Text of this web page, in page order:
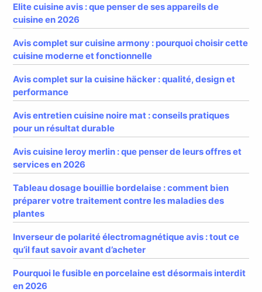
Elite cuisine avis : que penser de ses appareils de
cuisine en 2026
Avis complet sur cuisine armony : pourquoi choisir cette
cuisine moderne et fonctionnelle
Avis complet sur la cuisine häcker : qualité, design et
performance
Avis entretien cuisine noire mat : conseils pratiques
pour un résultat durable
Avis cuisine leroy merlin : que penser de leurs offres et
services en 2026
Tableau dosage bouillie bordelaise : comment bien
préparer votre traitement contre les maladies des
plantes
Inverseur de polarité électromagnétique avis : tout ce
qu’il faut savoir avant d’acheter
Pourquoi le fusible en porcelaine est désormais interdit
en 2026